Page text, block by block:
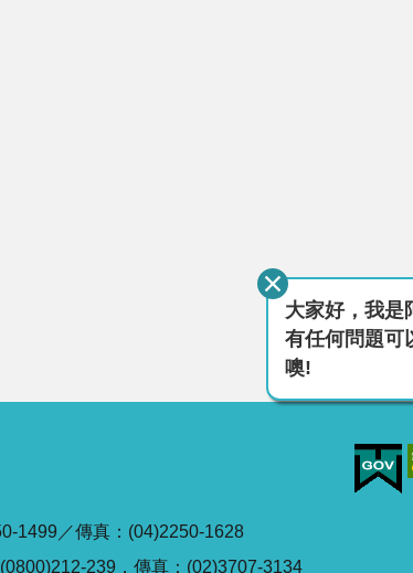
1499／傳真：(04)2250-1628
239，傳真：(02)3707-3134
大家好，我是
有任何問題可
噢!